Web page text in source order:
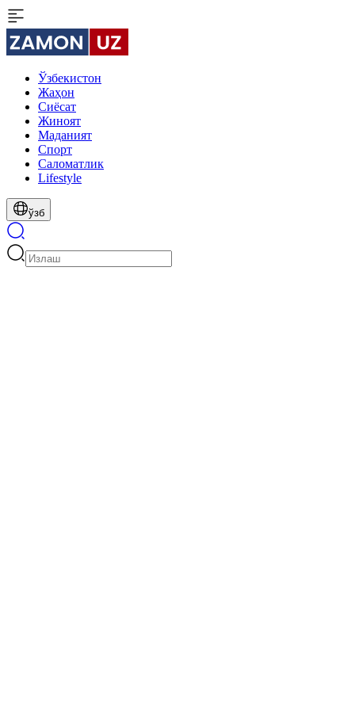
Ўзбекистон
Жаҳон
Сиёсат
Жиноят
Маданият
Спорт
Cаломатлик
Lifestyle
ўзб